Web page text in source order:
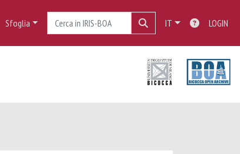
Sfoglia IT LOGIN